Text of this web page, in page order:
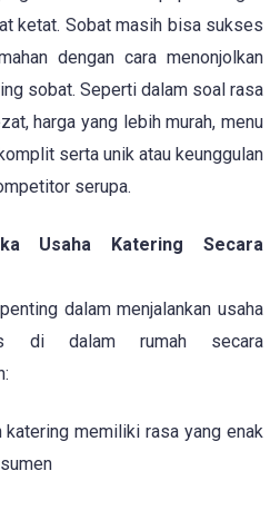
ketat. Sobat masih bisa sukses
dengan cara menonjolkan
sobat. Seperti dalam soal rasa
harga yang lebih murah, menu
serta unik atau keunggulan
serupa.
Usaha Katering Secara
dalam menjalankan usaha
di dalam rumah secara
katering memiliki rasa yang enak